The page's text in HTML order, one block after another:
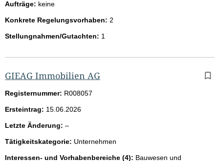
Aufträge: keine
Konkrete Regelungsvorhaben: 2
Stellungnahmen/Gutachten: 1
GIEAG Immobilien AG
Registernummer: R008057
Ersteintrag: 15.06.2026
Letzte Änderung: –l
e
r
Tätigkeitskategorie: Unternehmen
Interessen- und Vorhabenbereiche (4): Bauwesen und